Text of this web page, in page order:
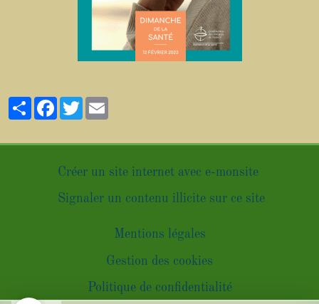
PartagerFacebook
Twitter
Créer un site internet avec e-monsite
Signaler un contenu illicite sur ce site
Mentions légales
Gestion des cookies
Politique de confidentialité